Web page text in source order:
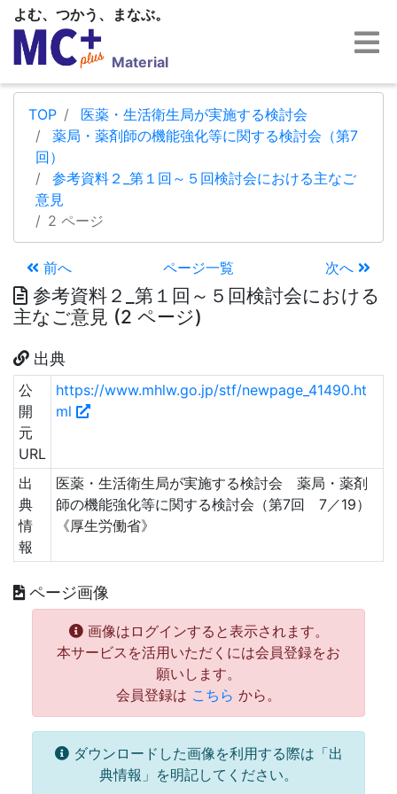
よむ、つかう、まなぶ。
Material
TOP
医薬・生活衛生局が実施する検討会
薬局・薬剤師の機能強化等に関する検討会（第7
回）
参考資料２_第１回～５回検討会における主なご
意見
2 ページ
前へ ページ一覧 次へ
参考資料２_第１回～５回検討会における
主なご意見 (2 ページ)
出典
公
開
元
URL
https://www.mhlw.go.jp/stf/newpage_41490.ht
ml
出
典
情
報
医薬・生活衛生局が実施する検討会 薬局・薬剤
師の機能強化等に関する検討会（第7回 7／19）
《厚生労働省》
ページ画像
画像はログインすると表示されます。
本サービスを活用いただくには会員登録をお
願いします。
会員登録は こちら から。
ダウンロードした画像を利用する際は「出
典情報」を明記してください。